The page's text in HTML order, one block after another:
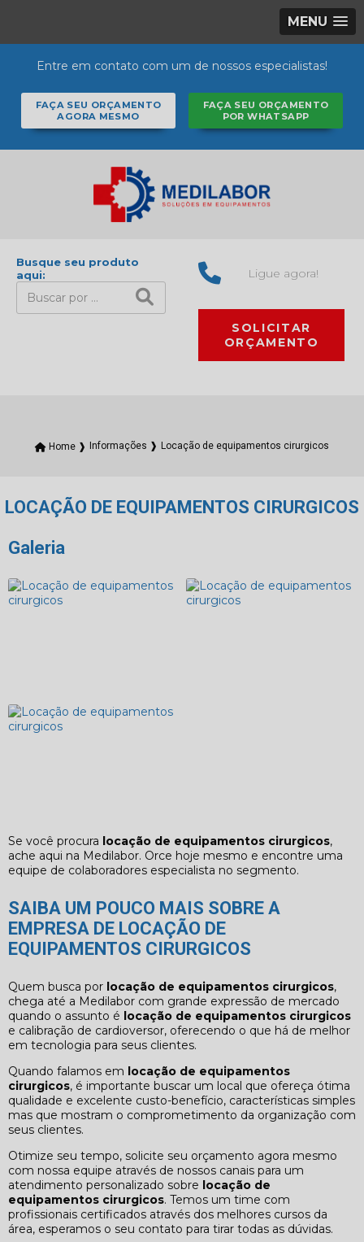
MENU
Entre em contato com um de nossos especialistas!
FAÇA SEU ORÇAMENTO
AGORA MESMO
FAÇA SEU ORÇAMENTO
POR WHATSAPP
Busque seu produto
aqui:
Ligue agora!
SOLICITAR
ORÇAMENTO
Home ❱ Informações ❱ Locação de equipamentos cirurgicos
LOCAÇÃO DE EQUIPAMENTOS CIRURGICOS
Galeria
Se você procura locação de equipamentos cirurgicos,
ache aqui na Medilabor. Orce hoje mesmo e encontre uma
equipe de colaboradores especialista no segmento.
SAIBA UM POUCO MAIS SOBRE A
EMPRESA DE LOCAÇÃO DE
EQUIPAMENTOS CIRURGICOS
Quem busca por locação de equipamentos cirurgicos,
chega até a Medilabor com grande expressão de mercado
quando o assunto é locação de equipamentos cirurgicos
e calibração de cardioversor, oferecendo o que há de melhor
em tecnologia para seus clientes.
Quando falamos em locação de equipamentos
cirurgicos, é importante buscar um local que ofereça ótima
qualidade e excelente custo-benefício, características simples
mas que mostram o comprometimento da organização com
seus clientes.
Otimize seu tempo, solicite seu orçamento agora mesmo
com nossa equipe através de nossos canais para um
atendimento personalizado sobre locação de
equipamentos cirurgicos. Temos um time com
profissionais certificados através dos melhores cursos da
área, esperamos o seu contato para tirar todas as dúvidas.